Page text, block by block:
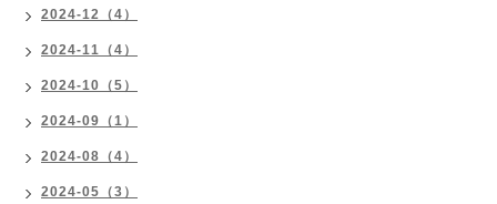
2024-12（4）
2024-11（4）
2024-10（5）
2024-09（1）
2024-08（4）
2024-05（3）